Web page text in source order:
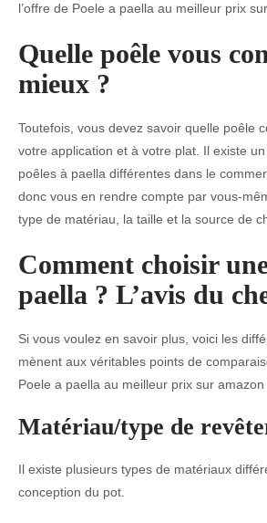
l’offre de Poele a paella au meilleur prix
Quelle poêle vous
mieux ?
Toutefois, vous devez savoir quelle poêle
votre application et à votre plat. Il existe
poêles à paella différentes dans le
donc vous en rendre compte par vous-
type de matériau, la taille et la source de
Comment choisir
paella ? L’avis du
Si vous voulez en savoir plus, voici les
mènent aux véritables points de
Poele a paella au meilleur prix sur amazon
Matériau/type de
Il existe plusieurs types de matériaux
conception du pot.